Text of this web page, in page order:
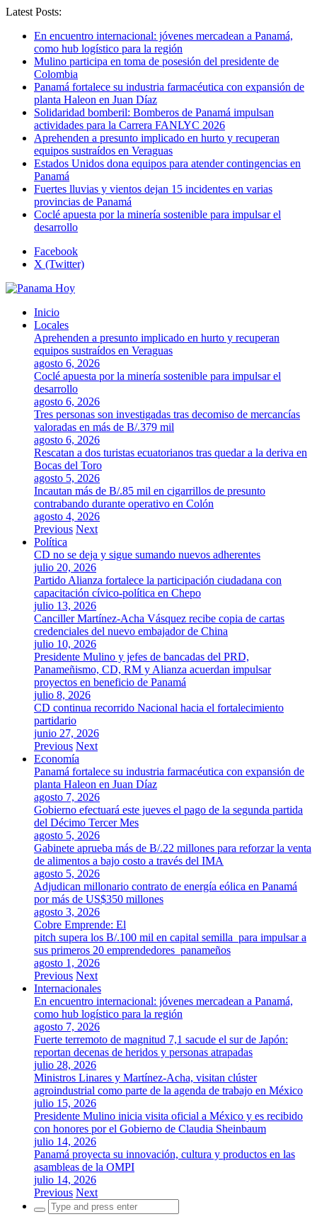
Latest Posts:
En encuentro internacional: jóvenes mercadean a Panamá,
como hub logístico para la región
Mulino participa en toma de posesión del presidente de
Colombia
Panamá fortalece su industria farmacéutica con expansión de
planta Haleon en Juan Díaz
Solidaridad bomberil: Bomberos de Panamá impulsan
actividades para la Carrera FANLYC 2026
Aprehenden a presunto implicado en hurto y recuperan
equipos sustraídos en Veraguas
Estados Unidos dona equipos para atender contingencias en
Panamá
Fuertes lluvias y vientos dejan 15 incidentes en varias
provincias de Panamá
Coclé apuesta por la minería sostenible para impulsar el
desarrollo
Facebook
X (Twitter)
Inicio
Locales
Aprehenden a presunto implicado en hurto y recuperan
equipos sustraídos en Veraguas
agosto 6, 2026
Coclé apuesta por la minería sostenible para impulsar el
desarrollo
agosto 6, 2026
Tres personas son investigadas tras decomiso de mercancías
valoradas en más de B/.379 mil
agosto 6, 2026
Rescatan a dos turistas ecuatorianos tras quedar a la deriva en
Bocas del Toro
agosto 5, 2026
Incautan más de B/.85 mil en cigarrillos de presunto
contrabando durante operativo en Colón
agosto 4, 2026
Previous Next
Política
CD no se deja y sigue sumando nuevos adherentes
julio 20, 2026
Partido Alianza fortalece la participación ciudadana con
capacitación cívico-política en Chepo
julio 13, 2026
Canciller Martínez-Acha Vásquez recibe copia de cartas
credenciales del nuevo embajador de China
julio 10, 2026
Presidente Mulino y jefes de bancadas del PRD,
Panameñismo, CD, RM y Alianza acuerdan impulsar
proyectos en beneficio de Panamá
julio 8, 2026
CD continua recorrido Nacional hacia el fortalecimiento
partidario
junio 27, 2026
Previous Next
Economía
Panamá fortalece su industria farmacéutica con expansión de
planta Haleon en Juan Díaz
agosto 7, 2026
Gobierno efectuará este jueves el pago de la segunda partida
del Décimo Tercer Mes
agosto 5, 2026
Gabinete aprueba más de B/.22 millones para reforzar la venta
de alimentos a bajo costo a través del IMA
agosto 5, 2026
Adjudican millonario contrato de energía eólica en Panamá
por más de US$350 millones
agosto 3, 2026
Cobre Emprende: El
pitch supera los B/.100 mil en capital semilla para impulsar a
sus primeros 20 emprendedores panameños
agosto 1, 2026
Previous Next
Internacionales
En encuentro internacional: jóvenes mercadean a Panamá,
como hub logístico para la región
agosto 7, 2026
Fuerte terremoto de magnitud 7,1 sacude el sur de Japón:
reportan decenas de heridos y personas atrapadas
julio 28, 2026
Ministros Linares y Martínez-Acha, visitan clúster
agroindustrial como parte de la agenda de trabajo en México
julio 15, 2026
Presidente Mulino inicia visita oficial a México y es recibido
con honores por el Gobierno de Claudia Sheinbaum
julio 14, 2026
Panamá proyecta su innovación, cultura y productos en las
asambleas de la OMPI
julio 14, 2026
Previous Next
Search
for: